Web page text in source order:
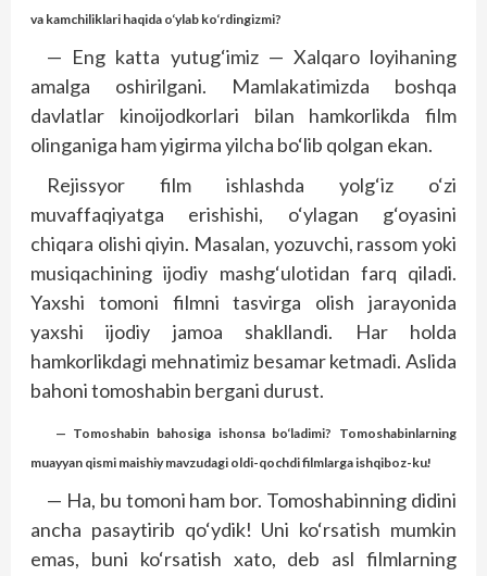
va kamchiliklari haqida o‘ylab ko‘rdingizmi?
— Eng katta yutug‘imiz — Xalqaro loyihaning
amalga oshirilgani. Mamlakatimizda boshqa
davlatlar kinoijodkorlari bilan hamkorlikda film
olinganiga ham yigirma yilcha bo‘lib qolgan ekan.
Rejissyor film ishlashda yolg‘iz o‘zi
muvaffaqiyatga erishishi, o‘ylagan g‘oyasini
chiqara olishi qiyin. Masalan, yozuvchi, rassom yoki
musiqachining ijodiy mashg‘ulotidan farq qiladi.
Yaxshi tomoni filmni tasvirga olish jarayonida
yaxshi ijodiy jamoa shakllandi. Har holda
hamkorlikdagi mehnatimiz besamar ketmadi. Aslida
bahoni tomoshabin bergani durust.
— Tomoshabin bahosiga ishonsa bo‘ladimi? Tomoshabinlarning
muayyan qismi maishiy mavzudagi oldi-qochdi filmlarga ishqiboz-ku!
— Ha, bu tomoni ham bor. Tomoshabinning didini
ancha pasaytirib qo‘ydik! Uni ko‘rsatish mumkin
emas, buni ko‘rsatish xato, deb asl filmlarning